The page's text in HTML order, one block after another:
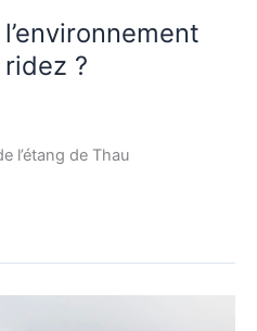
?
l’étang de Thau